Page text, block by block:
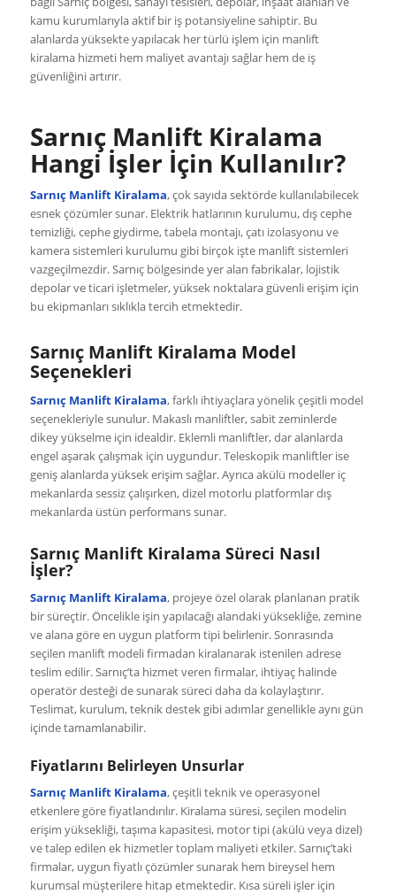
kamu kurumlarıyla aktif bir iş potansiyeline sahiptir. Bu
alanlarda yüksekte yapılacak her türlü işlem için manlift
kiralama hizmeti hem maliyet avantajı sağlar hem de iş
güvenliğini artırır.
Sarnıç Manlift Kiralama
Hangi İşler İçin Kullanılır?
Sarnıç Manlift Kiralama, çok sayıda sektörde kullanılabilecek
esnek çözümler sunar. Elektrik hatlarının kurulumu, dış cephe
temizliği, cephe giydirme, tabela montajı, çatı izolasyonu ve
kamera sistemleri kurulumu gibi birçok işte manlift sistemleri
vazgeçilmezdir. Sarnıç bölgesinde yer alan fabrikalar, lojistik
depolar ve ticari işletmeler, yüksek noktalara güvenli erişim için
bu ekipmanları sıklıkla tercih etmektedir.
Sarnıç Manlift Kiralama Model
Seçenekleri
Sarnıç Manlift Kiralama, farklı ihtiyaçlara yönelik çeşitli model
seçenekleriyle sunulur. Makaslı manliftler, sabit zeminlerde
dikey yükselme için idealdir. Eklemli manliftler, dar alanlarda
engel aşarak çalışmak için uygundur. Teleskopik manliftler ise
geniş alanlarda yüksek erişim sağlar. Ayrıca akülü modeller iç
mekanlarda sessiz çalışırken, dizel motorlu platformlar dış
mekanlarda üstün performans sunar.
Sarnıç Manlift Kiralama Süreci Nasıl
İşler?
Sarnıç Manlift Kiralama, projeye özel olarak planlanan pratik
bir süreçtir. Öncelikle işin yapılacağı alandaki yüksekliğe, zemine
ve alana göre en uygun platform tipi belirlenir. Sonrasında
seçilen manlift modeli firmadan kiralanarak istenilen adrese
teslim edilir. Sarnıç’ta hizmet veren firmalar, ihtiyaç halinde
operatör desteği de sunarak süreci daha da kolaylaştırır.
Teslimat, kurulum, teknik destek gibi adımlar genellikle aynı gün
içinde tamamlanabilir.
Fiyatlarını Belirleyen Unsurlar
Sarnıç Manlift Kiralama, çeşitli teknik ve operasyonel
etkenlere göre fiyatlandırılır. Kiralama süresi, seçilen modelin
erişim yüksekliği, taşıma kapasitesi, motor tipi (akülü veya dizel)
ve talep edilen ek hizmetler toplam maliyeti etkiler. Sarnıç’taki
firmalar, uygun fiyatlı çözümler sunarak hem bireysel hem
kurumsal müşterilere hitap etmektedir. Kısa süreli işler için